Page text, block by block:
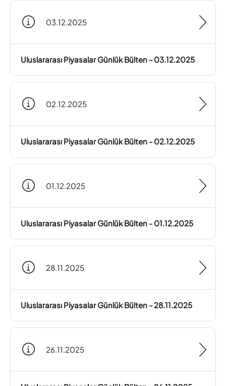
03.12.2025
Uluslararası Piyasalar Günlük Bülten - 03.12.2025
02.12.2025
Uluslararası Piyasalar Günlük Bülten - 02.12.2025
01.12.2025
Uluslararası Piyasalar Günlük Bülten - 01.12.2025
28.11.2025
Uluslararası Piyasalar Günlük Bülten - 28.11.2025
26.11.2025